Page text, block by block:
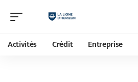
Activités Crédit Entreprise